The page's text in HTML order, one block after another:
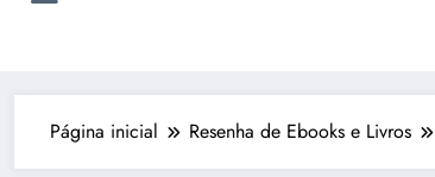
Página inicial Resenha de Ebooks e Livros